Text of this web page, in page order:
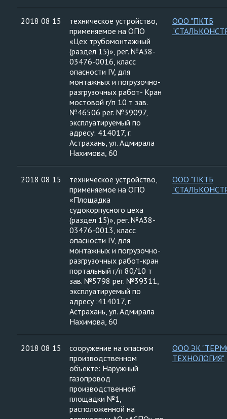
2018 08 15
техническое устройство,
применяемое на ОПО
«Цех трубомонтажный
(раздел 15)», рег. №А38-
03476-0016, класс
опасности IV, для
монтажных и погрузочно-
разгрузочных работ- Кран
мостовой г/п 10 т зав.
№46506 рег. №39097,
эксплуатируемый по
адресу: 414017, г.
Астрахань, ул. Адмирала
Нахимова, 60
ООО "ПКТБ
2018 08 15
техническое устройство,
применяемое на ОПО
«Площадка
судокорпусного цеха
(раздел 15)», рег. №А38-
03476-0013, класс
опасности IV, для
монтажных и погрузочно-
разгрузочных работ-кран
портальный г/п 80/10 т
зав. №5798 рег. №39311,
эксплуатируемый по
адресу :414017, г.
Астрахань, ул. Адмирала
Нахимова, 60
ООО "ПКТБ
2018 08 15
сооружение на опасном
производственном
объекте: Наружный
газопровод
производственной
площадки №1,
расположенной на
ООО ЭК
ТЕХНОЛОГИЯ"